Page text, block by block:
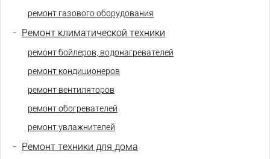
ремонт газового оборудования
- Ремонт климатической техники
ремонт бойлеров, водонагревателей
ремонт кондиционеров
ремонт вентиляторов
ремонт обогревателей
ремонт увлажнителей
- Ремонт техники для дома